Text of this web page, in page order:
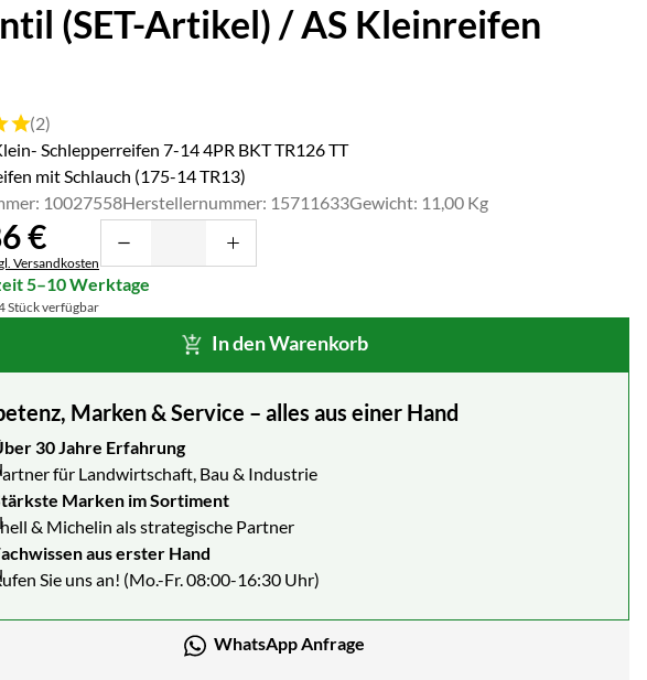
(SET-Artikel) / AS Kleinreifen
5 von 5 (2 Bewertungen)
(2)
Schlepperreifen 7-14 4PR BKT TR126 TT
mit Schlauch (175-14 TR13)
10027558Herstellernummer: 15711633Gewicht: 11,00 Kg
€
Versandkosten
5–10 Werktage
Stück verfügbar
In den Warenkorb
Marken & Service – alles aus einer Hand
30 Jahre Erfahrung
für Landwirtschaft, Bau & Industrie
Marken im Sortiment
& Michelin als strategische Partner
aus erster Hand
Sie uns an! (Mo.-Fr. 08:00-16:30 Uhr)
WhatsApp Anfrage